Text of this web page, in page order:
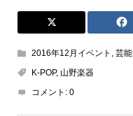
2016年12月イベント
芸能
K-POP, 山野楽器
コメント: 0